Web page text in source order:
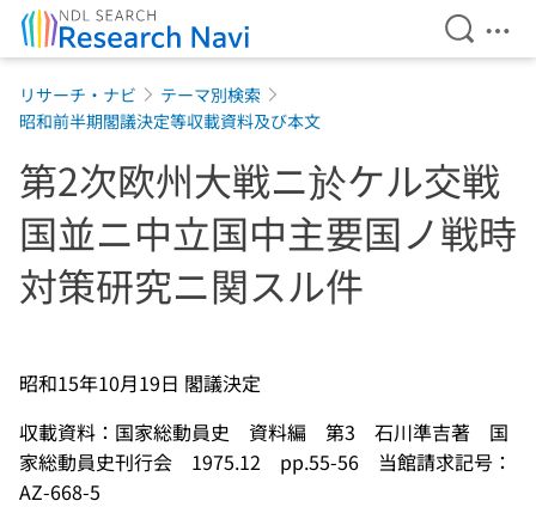
Open
リサーチ・ナビ
テーマ別検索
昭和前半期閣議決定等収載資料及び本文
第2次欧州大戦ニ於ケル交戦
国並ニ中立国中主要国ノ戦時
対策研究ニ関スル件
昭和15年10月19日 閣議決定
収載資料：国家総動員史 資料編 第3 石川準吉著 国
家総動員史刊行会 1975.12 pp.55-56 当館請求記号：
AZ-668-5